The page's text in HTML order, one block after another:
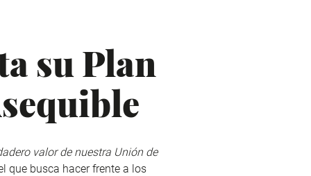
su Plan
valor de nuestra Unión de
que busca hacer frente a los